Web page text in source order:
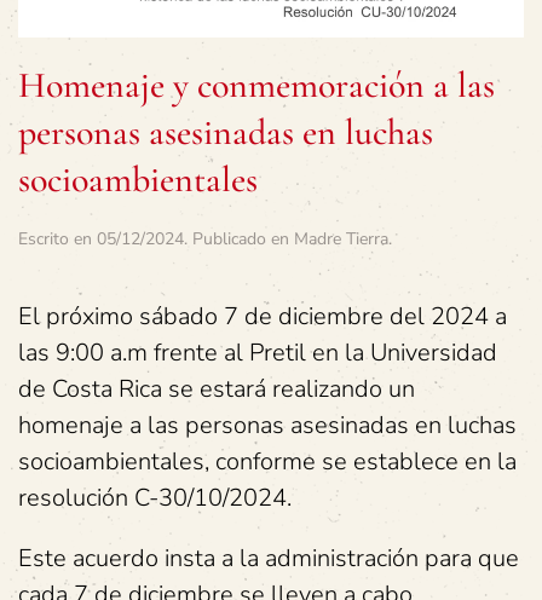
Homenaje y conmemoración a las
personas asesinadas en luchas
socioambientales
Escrito en 05/12/2024. Publicado en Madre Tierra.
El próximo sábado 7 de diciembre del 2024 a
las 9:00 a.m frente al Pretil en la Universidad
de Costa Rica se estará realizando un
homenaje a las personas asesinadas en luchas
socioambientales, conforme se establece en la
resolución C-30/10/2024.
Este acuerdo insta a la administración para que